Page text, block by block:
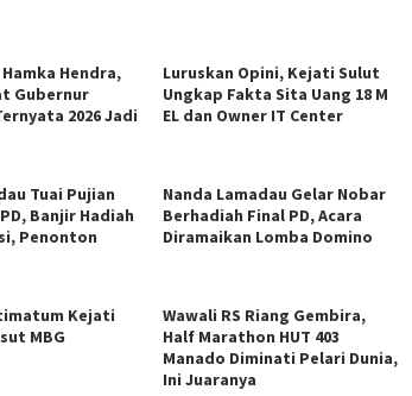
Hendra,
Gubernur
2026 Jadi
Luruskan Opini, Kejati Sulut
Ungkap Fakta Sita Uang 18 M
EL dan Owner IT Center
Tuai Pujian
Banjir Hadiah
Penonton
Nanda Lamadau Gelar Nobar
Berhadiah Final PD, Acara
Diramaikan Lomba Domino
Kejati
MBG
Wawali RS Riang Gembira,
Half Marathon HUT 403
Manado Diminati Pelari Dunia,
Ini Juaranya